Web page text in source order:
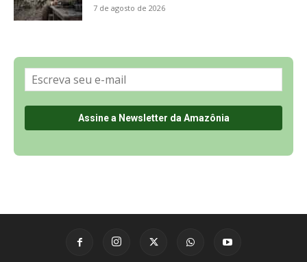
Política de Privacidade, LGPD e RGPD
Últimas Notícias
🌎 Español
©